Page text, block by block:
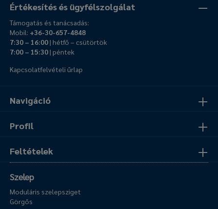
Navigáció
Profil
Feltételek
Értékesítés és ügyfélszolgálat
Támogatás és tanácsadás:
Mobil: +36-30-657-4848
7:30 – 16:00| hétfő – csütörtök
7:00 – 15:30| péntek
Kapcsolatfelvételi űrlap
Szelep
Moduláris szelepsziget
Görgős